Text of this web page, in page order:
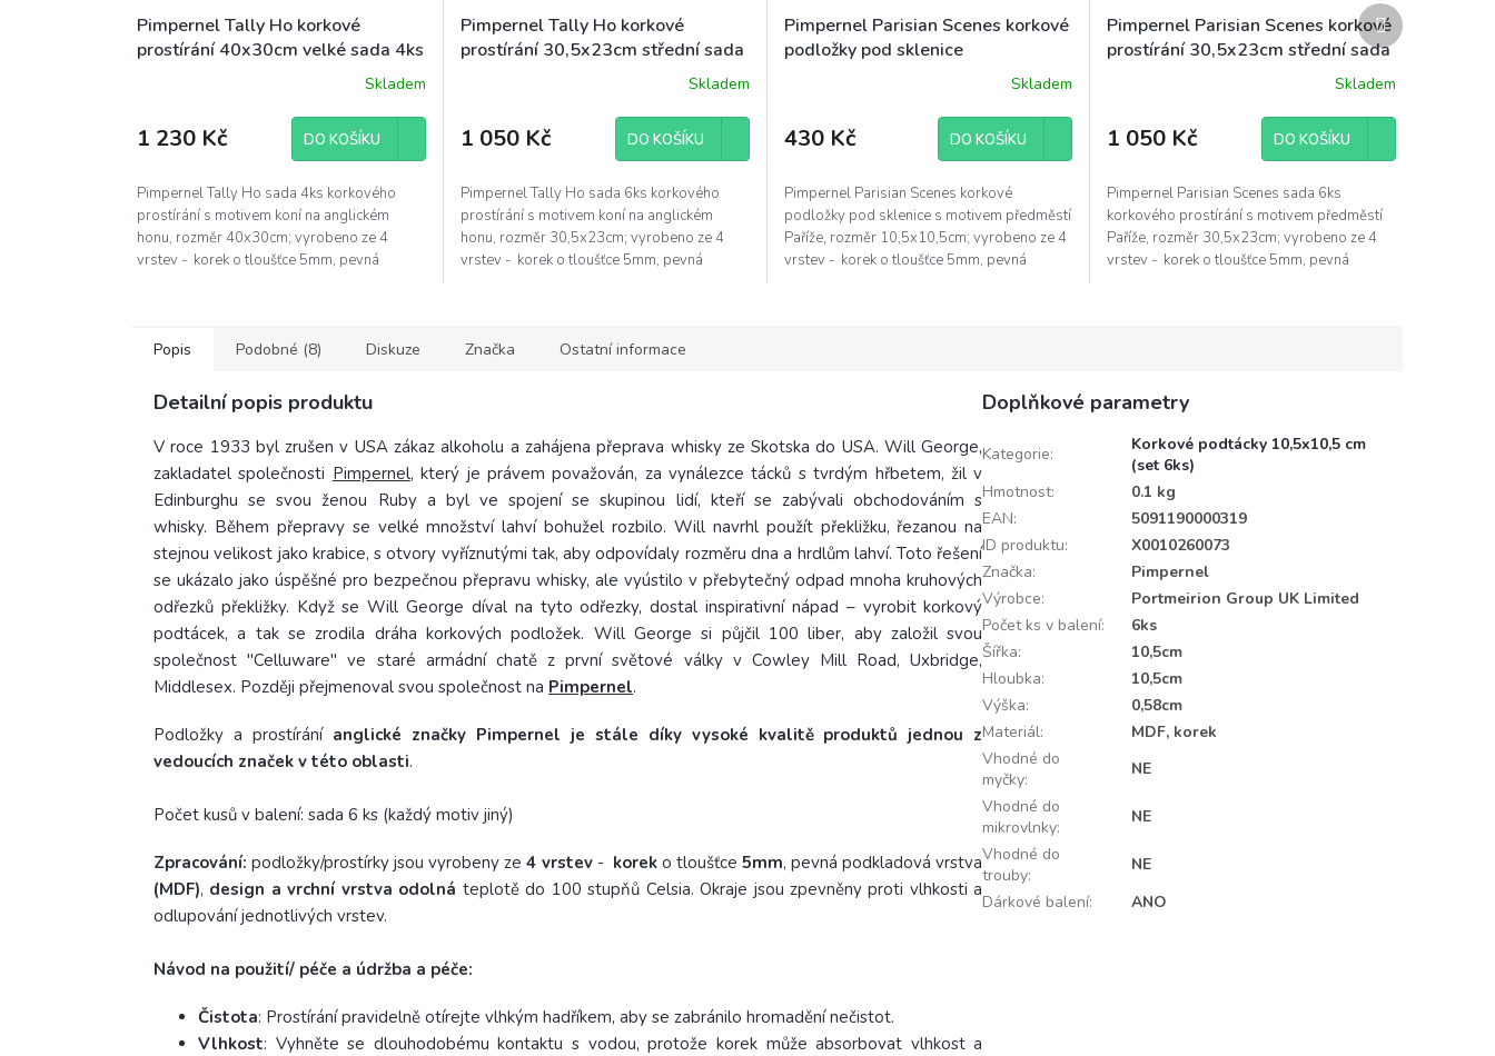
Pimpernel Tally Ho korkové
prostírání 40x30cm velké sada 4ks
Skladem
1 230 Kč DO KOŠÍKU
Pimpernel Tally Ho sada 4ks korkového
prostírání s motivem koní na anglickém
honu, rozměr 40x30cm; vyrobeno ze 4
vrstev - korek o tloušťce 5mm, pevná
Pimpernel Tally Ho korkové
prostírání 30,5x23cm střední sada
Skladem
1 050 Kč DO KOŠÍKU
Pimpernel Tally Ho sada 6ks korkového
prostírání s motivem koní na anglickém
honu, rozměr 30,5x23cm; vyrobeno ze 4
vrstev - korek o tloušťce 5mm, pevná
Pimpernel Parisian Scenes korkové
podložky pod sklenice
10,5x10,5cm sada 6ks předměstí
Skladem
430 Kč DO KOŠÍKU
Pimpernel Parisian Scenes korkové
podložky pod sklenice s motivem předměstí
Paříže, rozměr 10,5x10,5cm; vyrobeno ze 4
vrstev - korek o tloušťce 5mm, pevná
Pimpernel Parisian Scenes korkové
prostírání 30,5x23cm střední sada
Skladem
1 050 Kč DO KOŠÍKU
Pimpernel Parisian Scenes sada 6ks
korkového prostírání s motivem předměstí
Paříže, rozměr 30,5x23cm; vyrobeno ze 4
vrstev - korek o tloušťce 5mm, pevná
Další
produkt
Popis Podobné (8) Diskuze Značka Ostatní informace
Detailní popis produktu
V roce 1933 byl zrušen v USA zákaz alkoholu a zahájena přeprava whisky ze Skotska do USA. Will George,
zakladatel společnosti Pimpernel, který je právem považován, za vynálezce tácků s tvrdým hřbetem, žil v
Edinburghu se svou ženou Ruby a byl ve spojení se skupinou lidí, kteří se zabývali obchodováním s
whisky. Během přepravy se velké množství lahví bohužel rozbilo. Will navrhl použít překližku, řezanou na
stejnou velikost jako krabice, s otvory vyříznutými tak, aby odpovídaly rozměru dna a hrdlům lahví. Toto řešení
se ukázalo jako úspěšné pro bezpečnou přepravu whisky, ale vyústilo v přebytečný odpad mnoha kruhových
odřezků překližky. Když se Will George díval na tyto odřezky, dostal inspirativní nápad – vyrobit korkový
podtácek, a tak se zrodila dráha korkových podložek. Will George si půjčil 100 liber, aby založil svou
společnost "Celluware" ve staré armádní chatě z první světové války v Cowley Mill Road, Uxbridge,
Middlesex. Později přejmenoval svou společnost na Pimpernel.
Podložky a prostírání anglické značky Pimpernel je stále díky vysoké kvalitě produktů jednou z
vedoucích značek v této oblasti.
Počet kusů v balení: sada 6 ks (každý motiv jiný)
Zpracování: podložky/prostírky jsou vyrobeny ze4 vrstev- koreko tloušťce5mm, pevná podkladová vrstva
(MDF), design a vrchní vrstva odolná teplotě do 100 stupňů Celsia. Okraje jsou zpevněny proti vlhkosti a
odlupování jednotlivých vrstev.
Návod na použití/ péče a údržba a péče:
Čistota: Prostírání pravidelně otírejte vlhkým hadříkem, aby se zabránilo hromadění nečistot.
Vlhkost: Vyhněte se dlouhodobému kontaktu s vodou, protože korek může absorbovat vlhkost a
Doplňkové parametry
Kategorie:
Korkové podtácky 10,5x10,5 cm
(set 6ks)
Hmotnost:
0.1 kg
EAN:
5091190000319
ID produktu:
X0010260073
Značka:
Pimpernel
Výrobce:
Portmeirion Group UK Limited
Počet ks v balení:
6ks
Šířka:
10,5cm
Hloubka:
10,5cm
Výška:
0,58cm
Materiál:
MDF, korek
Vhodné do
myčky:
NE
Vhodné do
mikrovlnky:
NE
Vhodné do
trouby:
NE
Dárkové balení: ANO